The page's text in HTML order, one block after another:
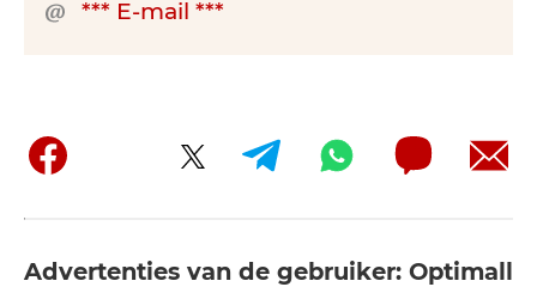
*** E-mail ***
Advertenties van de gebruiker: Optimall